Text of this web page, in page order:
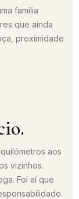
família
que ainda
proximidade
aos
vizinhos.
Foi aí que